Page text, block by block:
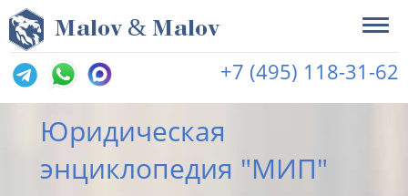
Malov & Malov
+7 (495) 118-31-62
Юридическая
энциклопедия "МИП"